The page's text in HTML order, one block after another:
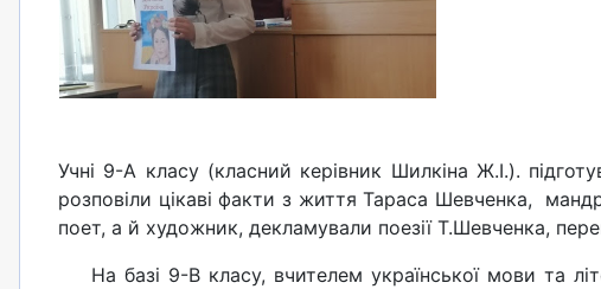
Учні 9-А класу (класний керівник Шилкіна Ж.І.).
розповіли цікаві факти з життя Тараса Шевченка,
поет, а й художник, декламували поезії Т.Шевченка,
На базі 9-В класу, вчителем української мови та